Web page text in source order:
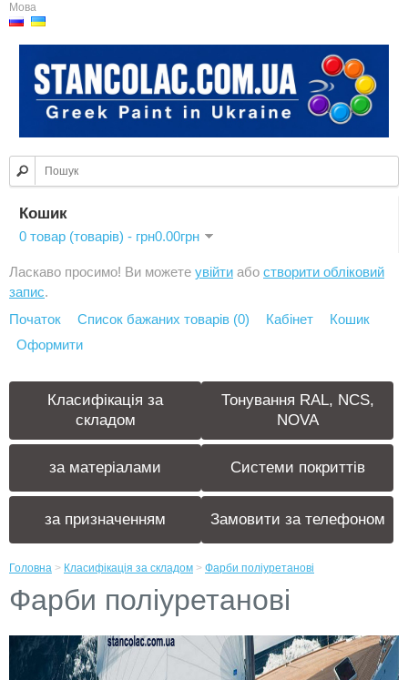
Мова
Кошик
0 товар (товарів) - грн0.00грн
Ласкаво просимо! Ви можете увійти або створити обліковий
запис.
Початок
Список бажаних товарів (0) Кабінет
Кошик
Оформити
Класифікація за
складом
за призначенням
за матеріалами Системи покриттів
Тонування RAL, NCS,
NOVA
Замовити за телефоном
Головна > Класифікація за складом > Фарби поліуретанові
Фарби поліуретанові